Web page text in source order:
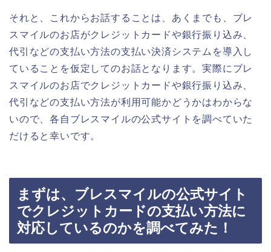
それと、これからお話することは、あくまでも、ブレ
スマイルのお店がクレジットカードや銀行振り込み、
代引などの支払い方法の支払い決済システムを導入し
ていることを仮定してのお話となります。実際にブレ
スマイルのお店でクレジットカードや銀行振り込み、
代引などの支払い方法が利用可能かどうかはわからな
いので、各自ブレスマイルの公式サイトを調べていた
だけると幸いです。
まずは、ブレスマイルの公式サイト
でクレジットカードの支払い方法に
対応しているのかを調べてみた！